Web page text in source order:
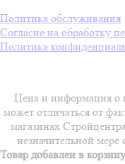
Политика обслуживания
Согласие на обработку
Политика
Цена и информация о
может отличаться от
магазинах
незначительной мере
Товар добавлен в корзину